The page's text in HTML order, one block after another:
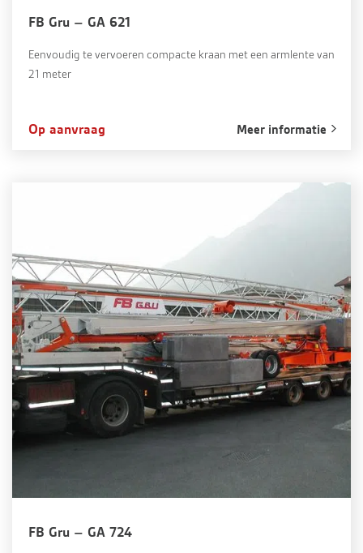
FB Gru – GA 621
Eenvoudig te vervoeren compacte kraan met een armlente van
21 meter
Op aanvraag Meer informatie
FB Gru – GA 724